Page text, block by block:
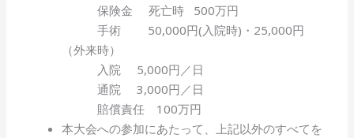
保険金 死亡時 500万円
手術 50,000円(入院時)・25,000円
（外来時）
入院 5,000円／日
通院 3,000円／日
賠償責任 100万円
本大会への参加にあたって、上記以外のすべてを